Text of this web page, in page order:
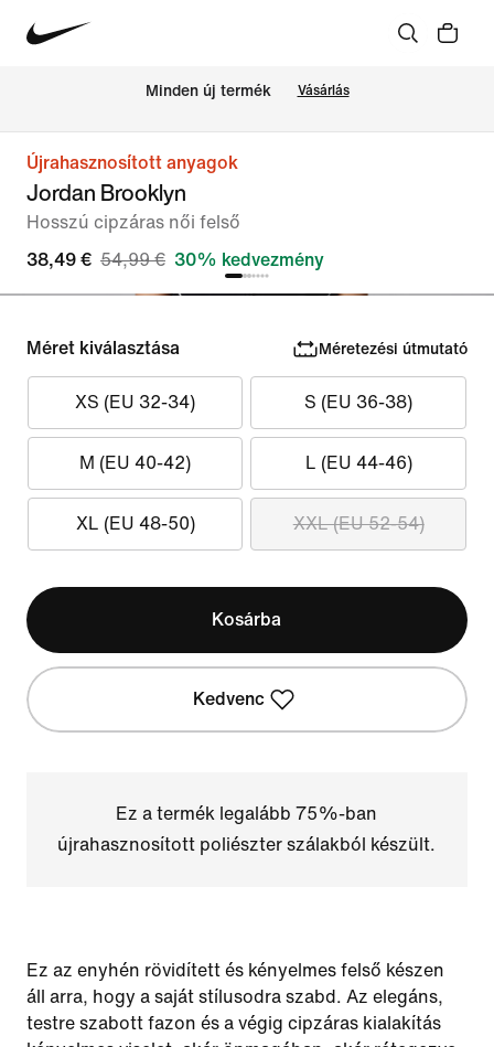
Minden új termék Vásárlás
Újrahasznosított anyagok
Jordan Brooklyn
Hosszú cipzáras női felső
38,49 € 54,99 € 30% kedvezmény
Méret kiválasztása Méretezési útmutató
XS (EU 32-34) S (EU 36-38)
M (EU 40-42) L (EU 44-46)
XL (EU 48-50) XXL (EU 52-54)
Kosárba
Kedvenc
Ez a termék legalább 75%-ban
újrahasznosított poliészter szálakból készült.
Ez az enyhén rövidített és kényelmes felső készen
áll arra, hogy a saját stílusodra szabd. Az elegáns,
testre szabott fazon és a végig cipzáras kialakítás